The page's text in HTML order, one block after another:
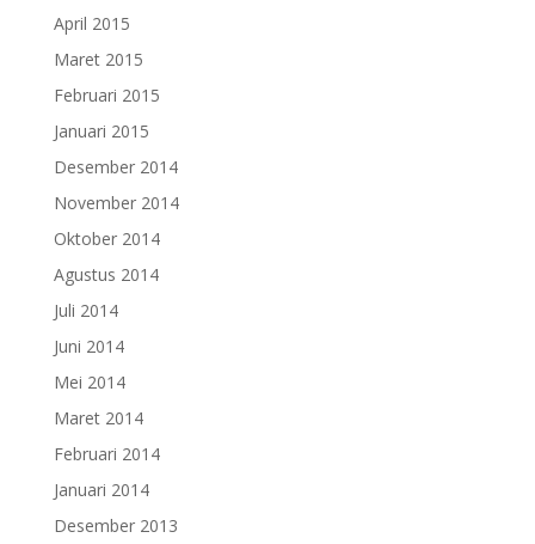
April 2015
Maret 2015
Februari 2015
Januari 2015
Desember 2014
November 2014
Oktober 2014
Agustus 2014
Juli 2014
Juni 2014
Mei 2014
Maret 2014
Februari 2014
Januari 2014
Desember 2013